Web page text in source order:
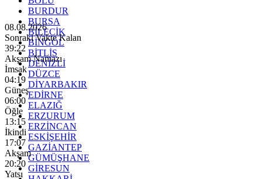
BURDUR
BURSA
BİLECİK
BİNGÖL
BİTLİS
DENİZLİ
DÜZCE
DİYARBAKIR
EDİRNE
ELAZIĞ
ERZURUM
ERZİNCAN
ESKİŞEHİR
GAZİANTEP
GÜMÜŞHANE
GİRESUN
08.08.2026
Sonraki Vakte Kalan
39:20
Akşam Namazı
İmsak
04:19
Güneş
06:00
Öğle
13:15
İkindi
17:07
Akşam
20:20
Yatsı